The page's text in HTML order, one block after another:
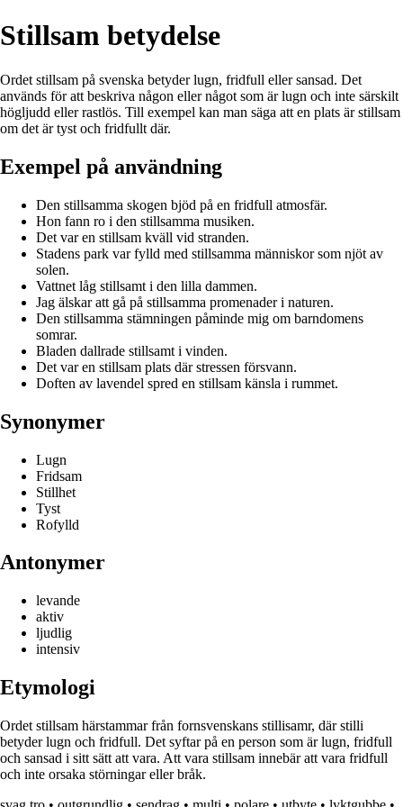
Stillsam betydelse
Ordet stillsam på svenska betyder lugn, fridfull eller sansad. Det
används för att beskriva någon eller något som är lugn och inte särskilt
högljudd eller rastlös. Till exempel kan man säga att en plats är stillsam
om det är tyst och fridfullt där.
Exempel på användning
Den stillsamma skogen bjöd på en fridfull atmosfär.
Hon fann ro i den stillsamma musiken.
Det var en stillsam kväll vid stranden.
Stadens park var fylld med stillsamma människor som njöt av
solen.
Vattnet låg stillsamt i den lilla dammen.
Jag älskar att gå på stillsamma promenader i naturen.
Den stillsamma stämningen påminde mig om barndomens
somrar.
Bladen dallrade stillsamt i vinden.
Det var en stillsam plats där stressen försvann.
Doften av lavendel spred en stillsam känsla i rummet.
Synonymer
Lugn
Fridsam
Stillhet
Tyst
Rofylld
Antonymer
levande
aktiv
ljudlig
intensiv
Etymologi
Ordet stillsam härstammar från fornsvenskans stillisamr, där stilli
betyder lugn och fridfull. Det syftar på en person som är lugn, fridfull
och sansad i sitt sätt att vara. Att vara stillsam innebär att vara fridfull
och inte orsaka störningar eller bråk.